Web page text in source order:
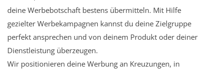
deine Werbebotschaft bestens übermitteln. Mit Hilfe
gezielter Werbekampagnen kannst du deine Zielgruppe
perfekt ansprechen und von deinem Produkt oder deiner
Dienstleistung überzeugen.
Wir positionieren deine Werbung an Kreuzungen, in